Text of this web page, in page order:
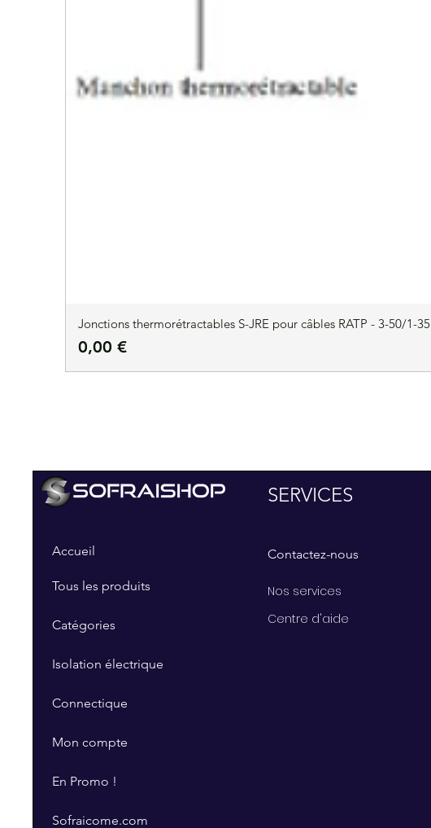
Jonctions thermorétractables S-JRE pour câbles RATP - 3-50/1-35
Prix
0,00 €
Accueil
Tous les produits
Catégories
Isolation électrique
Connectique
Mon compte
En Promo !
Sofraicome.com
SERVICES
Contactez-nous
Nos services
Centre d'aide